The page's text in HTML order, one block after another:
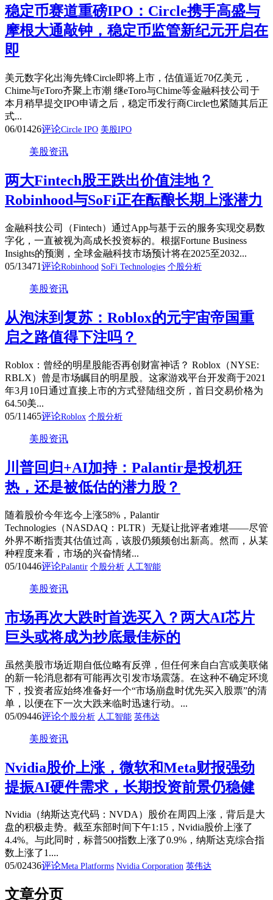
稳定币赛道重磅IPO：Circle携手高盛与
摩根大通敲钟，稳定币监管新纪元开启在
即
美元数字化出海先锋Circle即将上市，估值逼近70亿美元，
Chime与eToro齐聚上市潮 继eToro与Chime等金融科技公司于
本月稍早提交IPO申请之后，稳定币发行商Circle也紧随其后正
式...
06/01426评论Circle IPO 美股IPO
美股资讯
两大Fintech股王跌出价值洼地？
Robinhood与SoFi正在酝酿长期上涨潜力
金融科技公司（Fintech）通过App与基于云的服务实现交易数
字化，一直被视为高成长投资标的。根据Fortune Business
Insights的预测，全球金融科技市场预计将在2025至2032...
05/13471评论Robinhood SoFi Technologies 个股分析
美股资讯
从泡沫到复苏：Roblox的元宇宙帝国重
启之路值得下注吗？
Roblox：曾经的明星股能否再创财富神话？ Roblox（NYSE:
RBLX）曾是市场瞩目的明星股。这家游戏平台开发商于2021
年3月10日通过直接上市的方式登陆纽交所，首日交易价格为
64.50美...
05/11465评论Roblox 个股分析
美股资讯
川普回归+AI加持：Palantir是投机狂
热，还是被低估的潜力股？
随着股价今年迄今上涨58%，Palantir
Technologies（NASDAQ：PLTR）无疑让批评者难堪——尽管
外界不断指责其估值过高，该股仍频频创出新高。然而，从某
种程度来看，市场的兴奋情绪...
05/10446评论Palantir 个股分析 人工智能
美股资讯
市场再次大跌时首选买入？两大AI芯片
巨头或将成为抄底最佳标的
虽然美股市场近期自低位略有反弹，但任何来自白宫或美联储
的新一轮消息都有可能再次引发市场震荡。在这种不确定环境
下，投资者应始终准备好一个“市场崩盘时优先买入股票”的清
单，以便在下一次大跌来临时迅速行动。...
05/09446评论个股分析 人工智能 英伟达
美股资讯
Nvidia股价上涨，微软和Meta财报强劲
提振AI硬件需求，长期投资前景仍稳健
Nvidia（纳斯达克代码：NVDA）股价在周四上涨，背后是大
盘的积极走势。截至东部时间下午1:15，Nvidia股价上涨了
4.4%。与此同时，标普500指数上涨了0.9%，纳斯达克综合指
数上涨了1....
05/02436评论Meta Platforms Nvidia Corporation 英伟达
文章分页